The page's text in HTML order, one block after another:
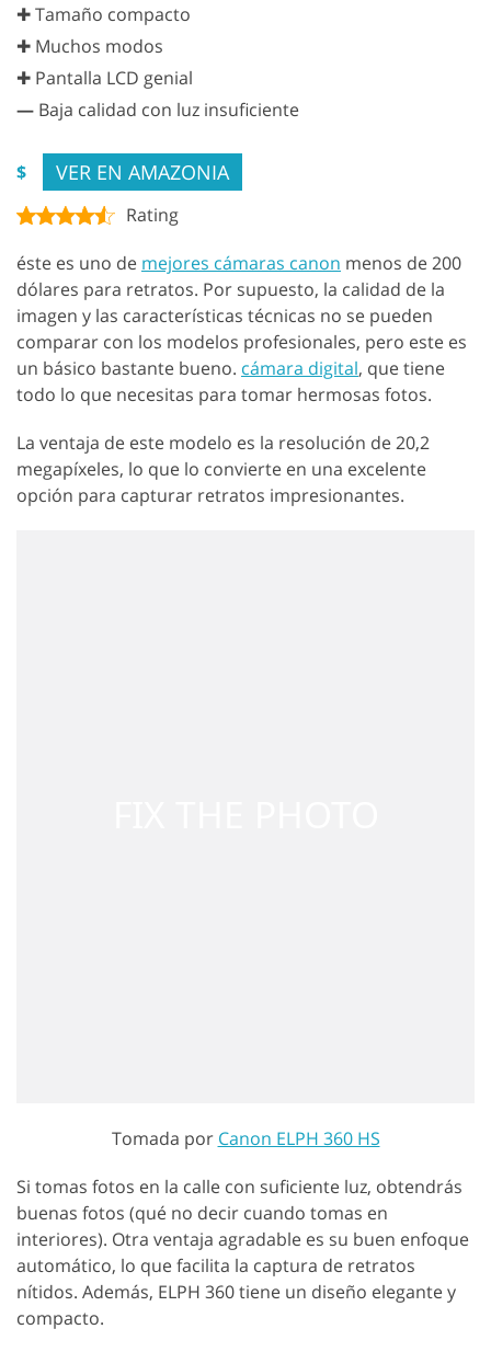
✚ Tamaño compacto
✚ Muchos modos
✚ Pantalla LCD genial
— Baja calidad con luz insuficiente
$ VER EN AMAZONIA
Rating
éste es uno de mejores cámaras canon menos de 200
dólares para retratos. Por supuesto, la calidad de la
imagen y las características técnicas no se pueden
comparar con los modelos profesionales, pero este es
un básico bastante bueno. cámara digital, que tiene
todo lo que necesitas para tomar hermosas fotos.
La ventaja de este modelo es la resolución de 20,2
megapíxeles, lo que lo convierte en una excelente
opción para capturar retratos impresionantes.
Tomada por Canon ELPH 360 HS
Si tomas fotos en la calle con suficiente luz, obtendrás
buenas fotos (qué no decir cuando tomas en
interiores). Otra ventaja agradable es su buen enfoque
automático, lo que facilita la captura de retratos
nítidos. Además, ELPH 360 tiene un diseño elegante y
compacto.